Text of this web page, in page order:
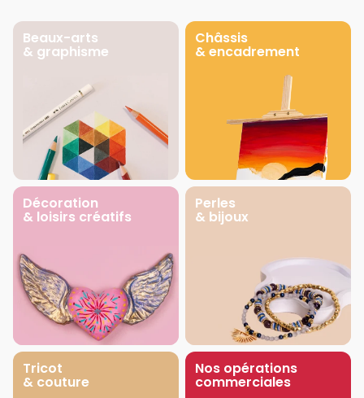
Beaux-arts
& graphisme
Châssis
& encadrement
Décoration
& loisirs créatifs
Perles
& bijoux
Tricot
& couture
Nos opérations
commerciales